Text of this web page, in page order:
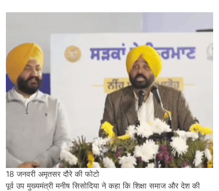
18 जनवरी अमृतसर दौरे की फोटो
पूर्व उप मुख्यमंत्री मनीष सिसोदिया ने कहा कि शिक्षा समाज और देश की